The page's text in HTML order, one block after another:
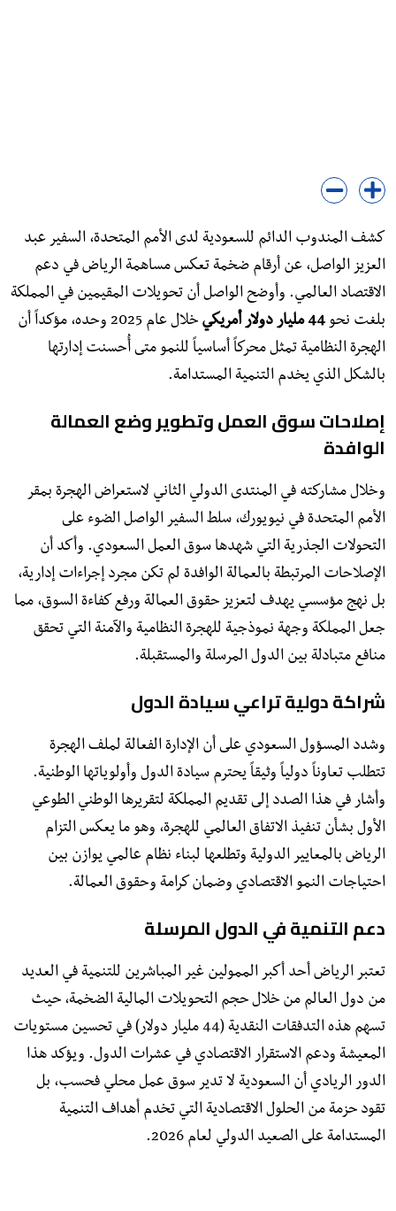
كشف المندوب الدائم للسعودية لدى الأمم المتحدة، السفير عبد
العزيز الواصل، عن أرقام ضخمة تعكس مساهمة الرياض في دعم
الاقتصاد العالمي. وأوضح الواصل أن تحويلات المقيمين في المملكة
بلغت نحو44 مليار دولار أمريكي
خلال عام 2025 وحده، مؤكداً أن
الهجرة النظامية تمثل محركاً أساسياً للنمو متى أُحسنت إدارتها
بالشكل الذي يخدم التنمية المستدامة.
إصلاحات سوق العمل وتطوير وضع العمالة
الوافدة
​وخلال مشاركته في المنتدى الدولي الثاني لاستعراض الهجرة بمقر
الأمم المتحدة في نيويورك، سلط السفير الواصل الضوء على
التحولات الجذرية التي شهدها سوق العمل السعودي. وأكد أن
الإصلاحات المرتبطة بالعمالة الوافدة لم تكن مجرد إجراءات إدارية،
بل نهج مؤسسي يهدف لتعزيز حقوق العمالة ورفع كفاءة السوق، مما
جعل المملكة وجهة نموذجية للهجرة النظامية والآمنة التي تحقق
منافع متبادلة بين الدول المرسلة والمستقبلة.
شراكة دولية تراعي سيادة الدول
​وشدد المسؤول السعودي على أن الإدارة الفعالة لملف الهجرة
تتطلب تعاوناً دولياً وثيقاً يحترم سيادة الدول وأولوياتها الوطنية.
وأشار في هذا الصدد إلى تقديم المملكة لتقريرها الوطني الطوعي
الأول بشأن تنفيذ الاتفاق العالمي للهجرة، وهو ما يعكس التزام
الرياض بالمعايير الدولية وتطلعها لبناء نظام عالمي يوازن بين
احتياجات النمو الاقتصادي وضمان كرامة وحقوق العمالة.
دعم التنمية في الدول المرسلة
​تعتبر الرياض أحد أكبر الممولين غير المباشرين للتنمية في العديد
من دول العالم من خلال حجم التحويلات المالية الضخمة، حيث
تسهم هذه التدفقات النقدية (44 مليار دولار) في تحسين مستويات
المعيشة ودعم الاستقرار الاقتصادي في عشرات الدول. ويؤكد هذا
الدور الريادي أن السعودية لا تدير سوق عمل محلي فحسب، بل
تقود حزمة من الحلول الاقتصادية التي تخدم أهداف التنمية
المستدامة على الصعيد الدولي لعام 2026.